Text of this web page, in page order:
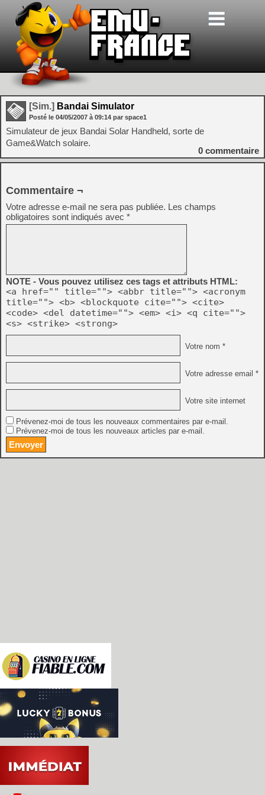
[Sim.] Bandai Simulator
Posté le 04/05/2007 à 09:14 par space1
Simulateur de jeux Bandai Solar Handheld, sorte de
Game&Watch solaire.
0 commentaire
Commentaire ¬
Votre adresse e-mail ne sera pas publiée. Les champs
obligatoires sont indiqués avec *
NOTE - Vous pouvez utilisez ces tags et attributs HTML:
<a href="" title=""> <abbr title=""> <acronym
title=""> <b> <blockquote cite=""> <cite>
<code> <del datetime=""> <em> <i> <q cite="">
<s> <strike> <strong>
Votre nom *
Votre adresse email *
Votre site internet
Prévenez-moi de tous les nouveaux commentaires par e-mail.
Prévenez-moi de tous les nouveaux articles par e-mail.